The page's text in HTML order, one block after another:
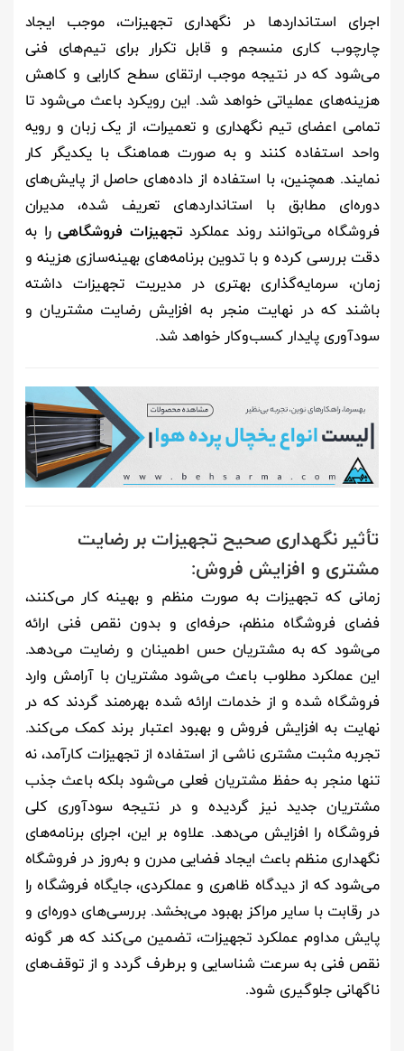
اجرای استانداردها در نگهداری تجهیزات، موجب ایجاد
چارچوب کاری منسجم و قابل تکرار برای تیم‌های فنی
می‌شود که در نتیجه موجب ارتقای سطح کارایی و کاهش
هزینه‌های عملیاتی خواهد شد. این رویکرد باعث می‌شود تا
تمامی اعضای تیم نگهداری و تعمیرات، از یک زبان و رویه
واحد استفاده کنند و به صورت هماهنگ با یکدیگر کار
نمایند. همچنین، با استفاده از داده‌های حاصل از پایش‌های
دوره‌ای مطابق با استانداردهای تعریف شده، مدیران
فروشگاه می‌توانند روند عملکرد تجهیزات فروشگاهیرا به
دقت بررسی کرده و با تدوین برنامه‌های بهینه‌سازی هزینه و
زمان، سرمایه‌گذاری بهتری در مدیریت تجهیزات داشته
باشند که در نهایت منجر به افزایش رضایت مشتریان و
سودآوری پایدار کسب‌وکار خواهد شد.
تأثیر نگهداری صحیح تجهیزات بر رضایت
مشتری و افزایش فروش:
زمانی که تجهیزات به صورت منظم و بهینه کار می‌کنند،
فضای فروشگاه منظم، حرفه‌ای و بدون نقص فنی ارائه
می‌شود که به مشتریان حس اطمینان و رضایت می‌دهد.
این عملکرد مطلوب باعث می‌شود مشتریان با آرامش وارد
فروشگاه شده و از خدمات ارائه شده بهره‌مند گردند که در
نهایت به افزایش فروش و بهبود اعتبار برند کمک می‌کند.
تجربه مثبت مشتری ناشی از استفاده از تجهیزات کارآمد، نه
تنها منجر به حفظ مشتریان فعلی می‌شود بلکه باعث جذب
مشتریان جدید نیز گردیده و در نتیجه سودآوری کلی
فروشگاه را افزایش می‌دهد. علاوه بر این، اجرای برنامه‌های
نگهداری منظم باعث ایجاد فضایی مدرن و به‌روز در فروشگاه
می‌شود که از دیدگاه ظاهری و عملکردی، جایگاه فروشگاه را
در رقابت با سایر مراکز بهبود می‌بخشد. بررسی‌های دوره‌ای و
پایش مداوم عملکرد تجهیزات، تضمین می‌کند که هر گونه
نقص فنی به سرعت شناسایی و برطرف گردد و از توقف‌های
ناگهانی جلوگیری شود.